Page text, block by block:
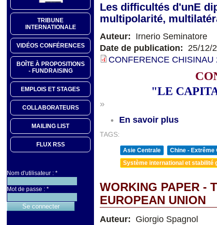
TRIBUNE
INTERNATIONALE
VIDÉOS CONFÉRENCES
BOÎTE À PROPOSITIONS
- FUNDRAISING
EMPLOIS ET STAGES
COLLABORATEURS
MAILING LIST
FLUX RSS
Nom d'utilisateur : *
Mot de passe : *
Les difficultés d'unE
multipolarité,
Auteur: Irnerio Seminatore
Date de publication: 25/12/
CONFERENCE
"LE
»
En savoir plus
TAGS:
Asie Centrale
Chine - Extrême
Système international et stabilité
WORKING PAPER -
EUROPEAN UNION
Auteur: Giorgio Spagnol